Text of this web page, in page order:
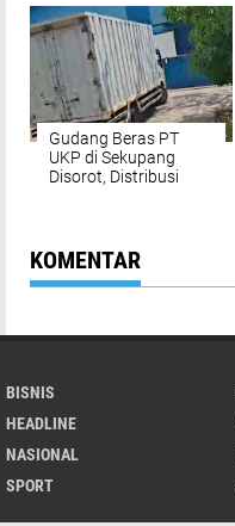
Publik yang Edukatif
Gudang Beras PT
UKP di Sekupang
Disorot, Distribusi
Dipertanyakan
KOMENTAR
BISNIS
HEADLINE
NASIONAL
SPORT